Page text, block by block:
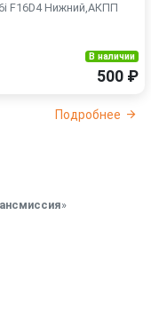
F16D4 Нижний,АКПП
В наличии
500 ₽
Подробнее
»